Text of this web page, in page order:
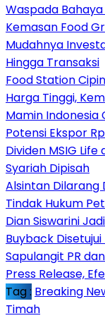
Waspada
Kemasan Food
Mudahnya
Hingga Transaksi
Food Station
Harga Tinggi,
Mamin Indonesia
Potensi Ekspor
Dividen MSIG Life
Syariah Dipisah
Alsintan Dilarang
Tindak Hukum
Dian Siswarini
Buyback Disetujui
Sapulangit PR
Press Release,
Tag : Breaking
Timah